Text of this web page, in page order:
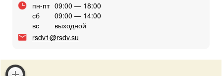
пн-пт 09:00 — 18:00
сб
09:00 — 14:00
вс
выходной
rsdv1@rsdv.su